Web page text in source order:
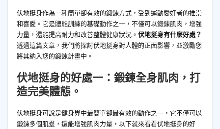
伏地挺身作為一種簡單卻有效的鍛鍊方式，受到運動愛好者的推崇
和喜愛。它是體能訓練的基礎動作之一，不僅可以鍛鍊肌肉，增強
力量，還能提高耐力和改善整體健康狀況。 伏地挺身有什麼好處？
透過這篇文章，我們將探討伏地挺身對人體的正面影響，並激勵您
將其納入您的鍛鍊計畫中。
伏地挺身的好處一：鍛鍊全身肌肉，打
造完美體態。
伏地挺身可說是健身界中最簡單卻最有效的動作之一，它不僅可以
鍛鍊多個肌羣，還能增強肌肉力量，以下就來看看伏地挺身的好